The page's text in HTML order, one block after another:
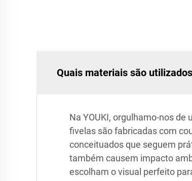
Quais materiais são
Na YOUKI, orgulhamo-nos
fivelas são fabricadas com
conceituados que seguem
também causem impacto
escolham o visual perfeito